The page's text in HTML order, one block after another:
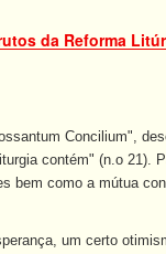
da Reforma
Concilium",
contém" (n.o 21).
bem como a mútua
um certo